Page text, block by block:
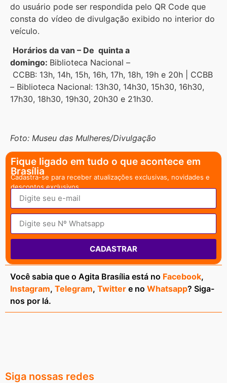
do usuário pode ser respondida pelo QR Code que
consta do vídeo de divulgação exibido no interior do
veículo.
Horários da van – De quinta a
domingo: Biblioteca Nacional –
CCBB: 13h, 14h, 15h, 16h, 17h, 18h, 19h e 20h | CCBB
– Biblioteca Nacional: 13h30, 14h30, 15h30, 16h30,
17h30, 18h30, 19h30, 20h30 e 21h30.
Foto: Museu das Mulheres/Divulgação
Fique ligado em tudo o que acontece em
Brasília
Cadastra-se para receber atualizações exclusivas, novidades e
descontos exclusivos.
CADASTRAR
Você sabia que o Agita Brasília está no Facebook,
Instagram, Telegram, Twitter e no Whatsapp? Siga-
nos por lá.
Siga nossas redes